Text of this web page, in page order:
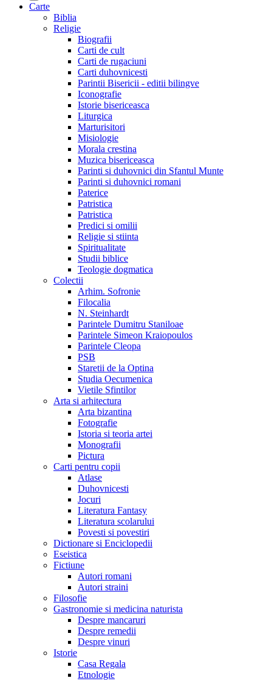
Carte
Biblia
Religie
Biografii
Carti de cult
Carti de rugaciuni
Carti duhovnicesti
Parintii Bisericii - editii bilingve
Iconografie
Istorie bisericeasca
Liturgica
Marturisitori
Misiologie
Morala crestina
Muzica bisericeasca
Parinti si duhovnici din Sfantul Munte
Parinti si duhovnici romani
Paterice
Patristica
Patristica
Predici si omilii
Religie si stiinta
Spiritualitate
Studii biblice
Teologie dogmatica
Colectii
Arhim. Sofronie
Filocalia
N. Steinhardt
Parintele Dumitru Staniloae
Parintele Simeon Kraiopoulos
Parintele Cleopa
PSB
Staretii de la Optina
Studia Oecumenica
Vietile Sfintilor
Arta si arhitectura
Arta bizantina
Fotografie
Istoria si teoria artei
Monografii
Pictura
Carti pentru copii
Atlase
Duhovnicesti
Jocuri
Literatura Fantasy
Literatura scolarului
Povesti si povestiri
Dictionare si Enciclopedii
Eseistica
Fictiune
Autori romani
Autori straini
Filosofie
Gastronomie si medicina naturista
Despre mancaruri
Despre remedii
Despre vinuri
Istorie
Casa Regala
Etnologie